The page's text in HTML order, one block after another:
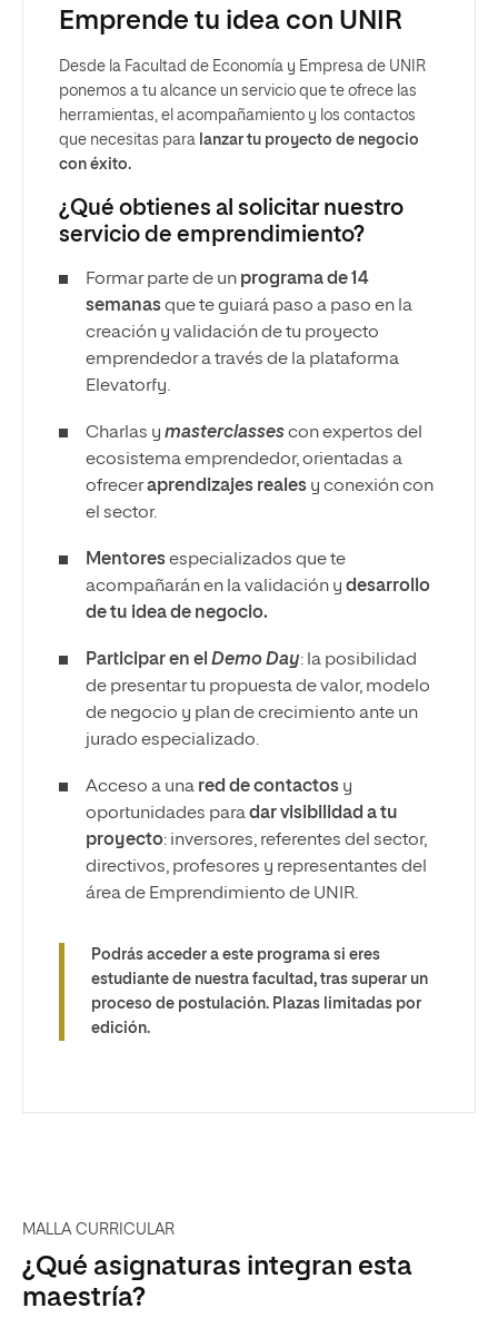
Emprende tu idea con UNIR
Desde la Facultad de Economía y Empresa de UNIR
ponemos a tu alcance un servicio que te ofrece las
herramientas, el acompañamiento y los contactos
que necesitas para lanzar tu proyecto de negocio
con éxito.
¿Qué obtienes al solicitar nuestro
servicio de emprendimiento?
Formar parte de un programa de 14
semanasque te guiará paso a paso en la
creación y validación de tu proyecto
emprendedor a través de la plataforma
Elevatorfy.
Charlas y masterclassescon expertos del
ecosistema emprendedor, orientadas a
ofreceraprendizajes reales y conexión con
el sector.
Mentoresespecializados que te
acompañarán en la validación y desarrollo
de tu idea de negocio.
Participar en el Demo Day: la posibilidad
de presentar tu propuesta de valor, modelo
de negocio y plan de crecimiento ante un
jurado especializado.
Acceso a una red de contactos y
oportunidades paradar visibilidad a tu
proyecto: inversores, referentes del sector,
directivos, profesores y representantes del
área de Emprendimiento de UNIR.
Podrás acceder a este programa si eres
estudiante de nuestra facultad, tras superar un
proceso de postulación. Plazas limitadas por
edición.
MALLA CURRICULAR
¿Qué asignaturas integran esta
maestría?